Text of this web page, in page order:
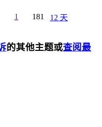
1 181 12 天
的其他主题或查阅最